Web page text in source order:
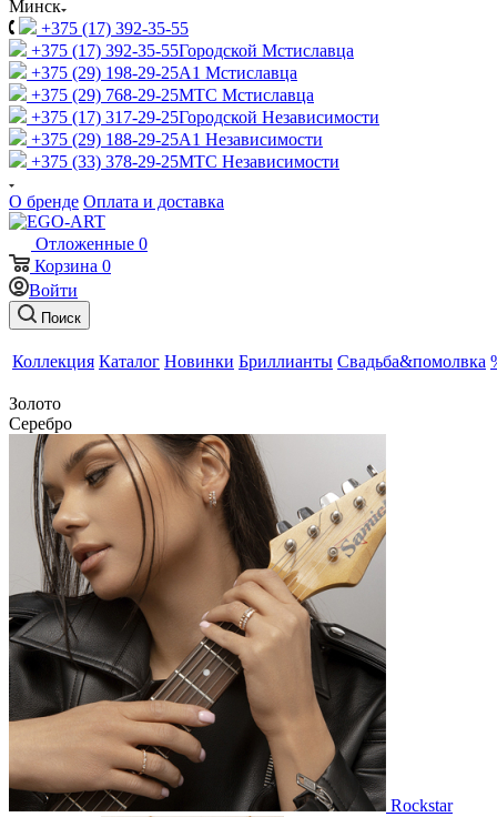
Минск
+375 (17) 392-35-55
+375 (17) 392-35-55Городской Мстиславца
+375 (29) 198-29-25A1 Мстиславца
+375 (29) 768-29-25МТС Мстиславца
+375 (17) 317-29-25Городской Независимости
+375 (29) 188-29-25A1 Независимости
+375 (33) 378-29-25МТС Независимости
О бренде Оплата и доставка
Отложенные 0
Корзина 0
Войти
Поиск
Коллекция Каталог Новинки Бриллианты Свадьба&помолвка
Золото
Серебро
Rockstar